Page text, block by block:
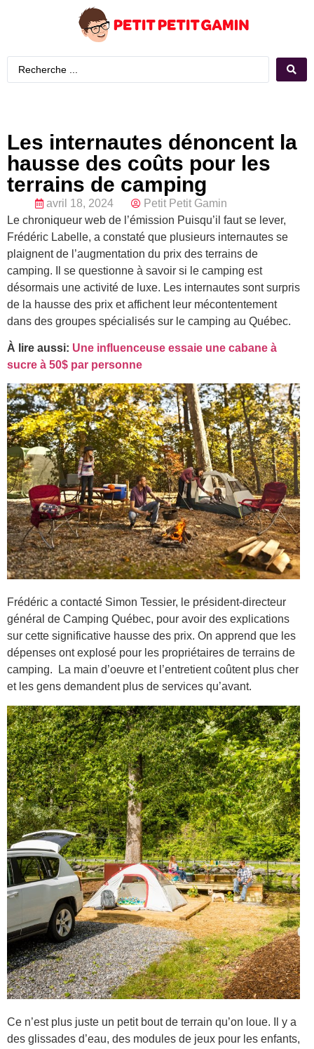
Les internautes dénoncent la
hausse des coûts pour les
terrains de camping
avril 18, 2024
Petit Petit Gamin
Le chroniqueur web de l’émission Puisqu’il faut se lever,
Frédéric Labelle, a constaté que plusieurs internautes se
plaignent de l’augmentation du prix des terrains de
camping. Il se questionne à savoir si le camping est
désormais une activité de luxe. Les internautes sont surpris
de la hausse des prix et affichent leur mécontentement
dans des groupes spécialisés sur le camping au Québec.
À lire aussi: Une influenceuse essaie une cabane à
sucre à 50$ par personne
Frédéric a contacté Simon Tessier, le président-directeur
général de Camping Québec, pour avoir des explications
sur cette significative hausse des prix. On apprend que les
dépenses ont explosé pour les propriétaires de terrains de
camping. La main d’oeuvre et l’entretient coûtent plus cher
et les gens demandent plus de services qu’avant.
Ce n’est plus juste un petit bout de terrain qu’on loue. Il y a
des glissades d’eau, des modules de jeux pour les enfants,